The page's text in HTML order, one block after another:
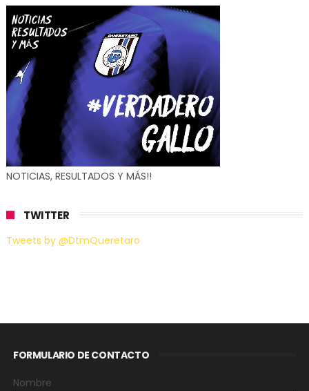
NOTICIAS, RESULTADOS Y MÁS!!
TWITTER
Tweets by @DtmQueretaro
FORMULARIO DE CONTACTO
Nombre